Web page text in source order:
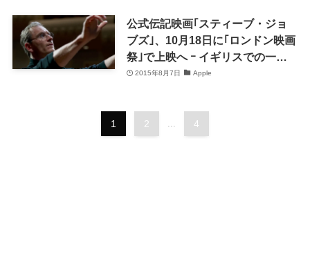
公式伝記映画｢スティーブ・ジョ
ブズ｣、10月18日に｢ロンドン映画
祭｣で上映へ ｰ イギリスでの一般
公開は11月13日
2015年8月7日 Apple
1 2 ... 4